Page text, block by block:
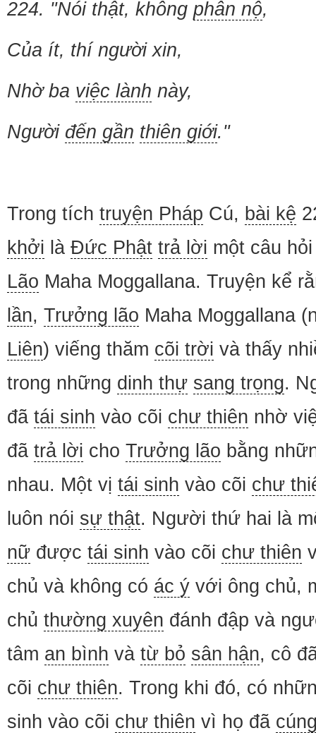
224. "Nói thật, không phẫn nộ,
Của ít, thí người xin,
Nhờ ba việc lành này,
Người đến gần thiên giới."
Trong tích truyện Pháp Cú, bài kệ
khởi là Đức Phật trả lời một câu
Lão Maha Moggallana. Truyện kể
lần, Trưởng lão Maha Moggallana
Liên) viếng thăm cõi trời và thấy
trong những dinh thự sang trọng.
đã tái sinh vào cõi chư thiên nhờ
đã trả lời cho Trưởng lão bằng
nhau. Một vị tái sinh vào cõi chư
luôn nói sự thật. Người thứ hai là
nữ được tái sinh vào cõi chư thiên
chủ và không có ác ý với ông chủ,
chủ thường xuyên đánh đập và
tâm an bình và từ bỏ sân hận, cô
cõi chư thiên. Trong khi đó, có
sinh vào cõi chư thiên vì họ đã